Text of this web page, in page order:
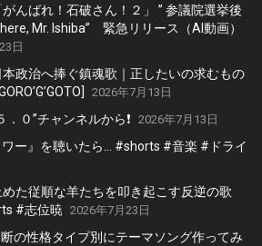
がんばれ！石破さん！２」 ” 参議院選挙後
Mr. Ishiba” 緊急リリース（AI動画）
日
本政治へ捧ぐ鎮魂歌｜正したいの求むもの
2026年7月13日
０”チャンネルから❗️ 2026年7月13日
ー』を聴いたら… #shorts #音楽 #ドライ
めた従順な羊たちを叩き起こす反逆の歌
#志位暁 2026年7月23日
の性格タイプ別にテーマソング作ってみ